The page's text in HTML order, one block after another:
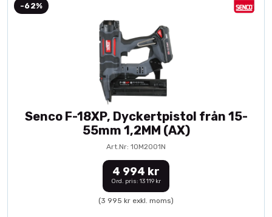
-62%
Senco F-18XP, Dyckertpistol från 15-
55mm 1,2MM (AX)
Art.Nr: 10M2001N
4 994 kr
Ord. pris: 13 119 kr
(3 995 kr exkl. moms)